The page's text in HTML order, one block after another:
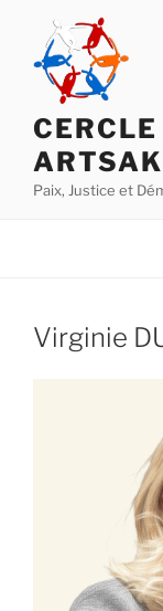
contenu
principal
Paix, Justice et
Virginie